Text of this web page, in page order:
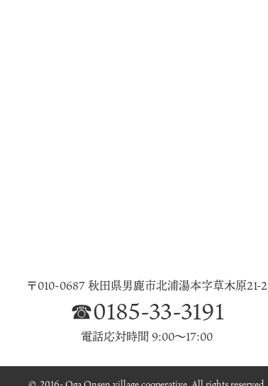
〒010-0687 秋田県男鹿市北浦湯本字草木原21-2
☎0185-33-3191
電話応対時間 9:00～17:00